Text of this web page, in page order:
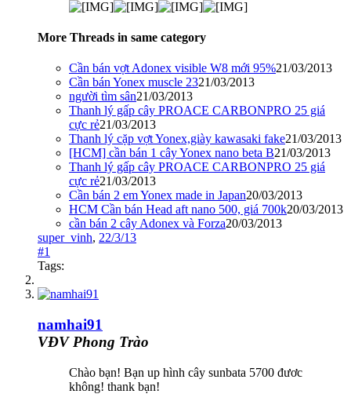
More Threads in same category
Cần bán vợt Adonex visible W8 mới 95%21/03/2013
Cần bán Yonex muscle 2321/03/2013
người tìm sân21/03/2013
Thanh lý gấp cây PROACE CARBONPRO 25 giá
cực rẻ21/03/2013
Thanh lý cặp vợt Yonex,giày kawasaki fake21/03/2013
[HCM] cần bán 1 cây Yonex nano beta B21/03/2013
Thanh lý gấp cây PROACE CARBONPRO 25 giá
cực rẻ21/03/2013
Cần bán 2 em Yonex made in Japan20/03/2013
HCM Cần bán Head aft nano 500, giá 700k20/03/2013
cần bán 2 cây Adonex và Forza20/03/2013
super_vinh, 22/3/13
#1
Tags:
namhai91
VĐV Phong Trào
Chào bạn! Bạn up hình cây sunbata 5700 đươc
không! thank bạn!